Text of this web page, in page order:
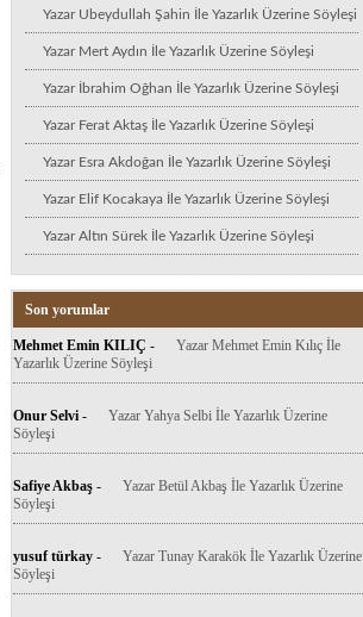
Yazar Ubeydullah Şahin İle Yazarlık Üzerine Söyleşi
Yazar Mert Aydın İle Yazarlık Üzerine Söyleşi
Yazar İbrahim Oğhan İle Yazarlık Üzerine Söyleşi
Yazar Ferat Aktaş İle Yazarlık Üzerine Söyleşi
Yazar Esra Akdoğan İle Yazarlık Üzerine Söyleşi
Yazar Elif Kocakaya İle Yazarlık Üzerine Söyleşi
Yazar Altın Sürek İle Yazarlık Üzerine Söyleşi
Son yorumlar
Mehmet Emin KILIÇ -
Yazar Mehmet Emin Kılıç İle
Yazarlık Üzerine Söyleşi
Onur Selvi -
Yazar Yahya Selbi İle Yazarlık Üzerine
Söyleşi
Safiye Akbaş -
Yazar Betül Akbaş İle Yazarlık Üzerine
Söyleşi
yusuf türkay -
Yazar Tunay Karakök İle Yazarlık Üzerine
Söyleşi